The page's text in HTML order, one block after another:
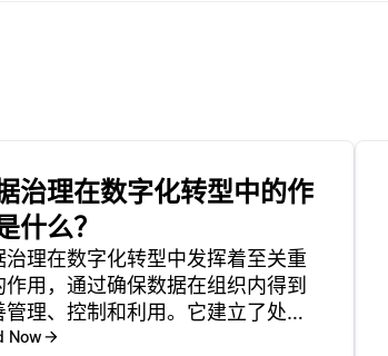
治理在数字化转型中的作
什么？
治理在数字化转型中发挥着至关重
作用，通过确保数据在组织内得到
管理、控制和利用。它建立了处理
的政策和程序，包括数据质量、数
Now